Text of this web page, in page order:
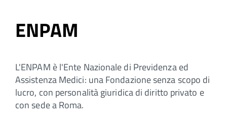
ENPAM
L'ENPAM è l'Ente Nazionale di Previdenza ed
Assistenza Medici: una Fondazione senza scopo di
lucro, con personalità giuridica di diritto privato e
con sede a Roma.